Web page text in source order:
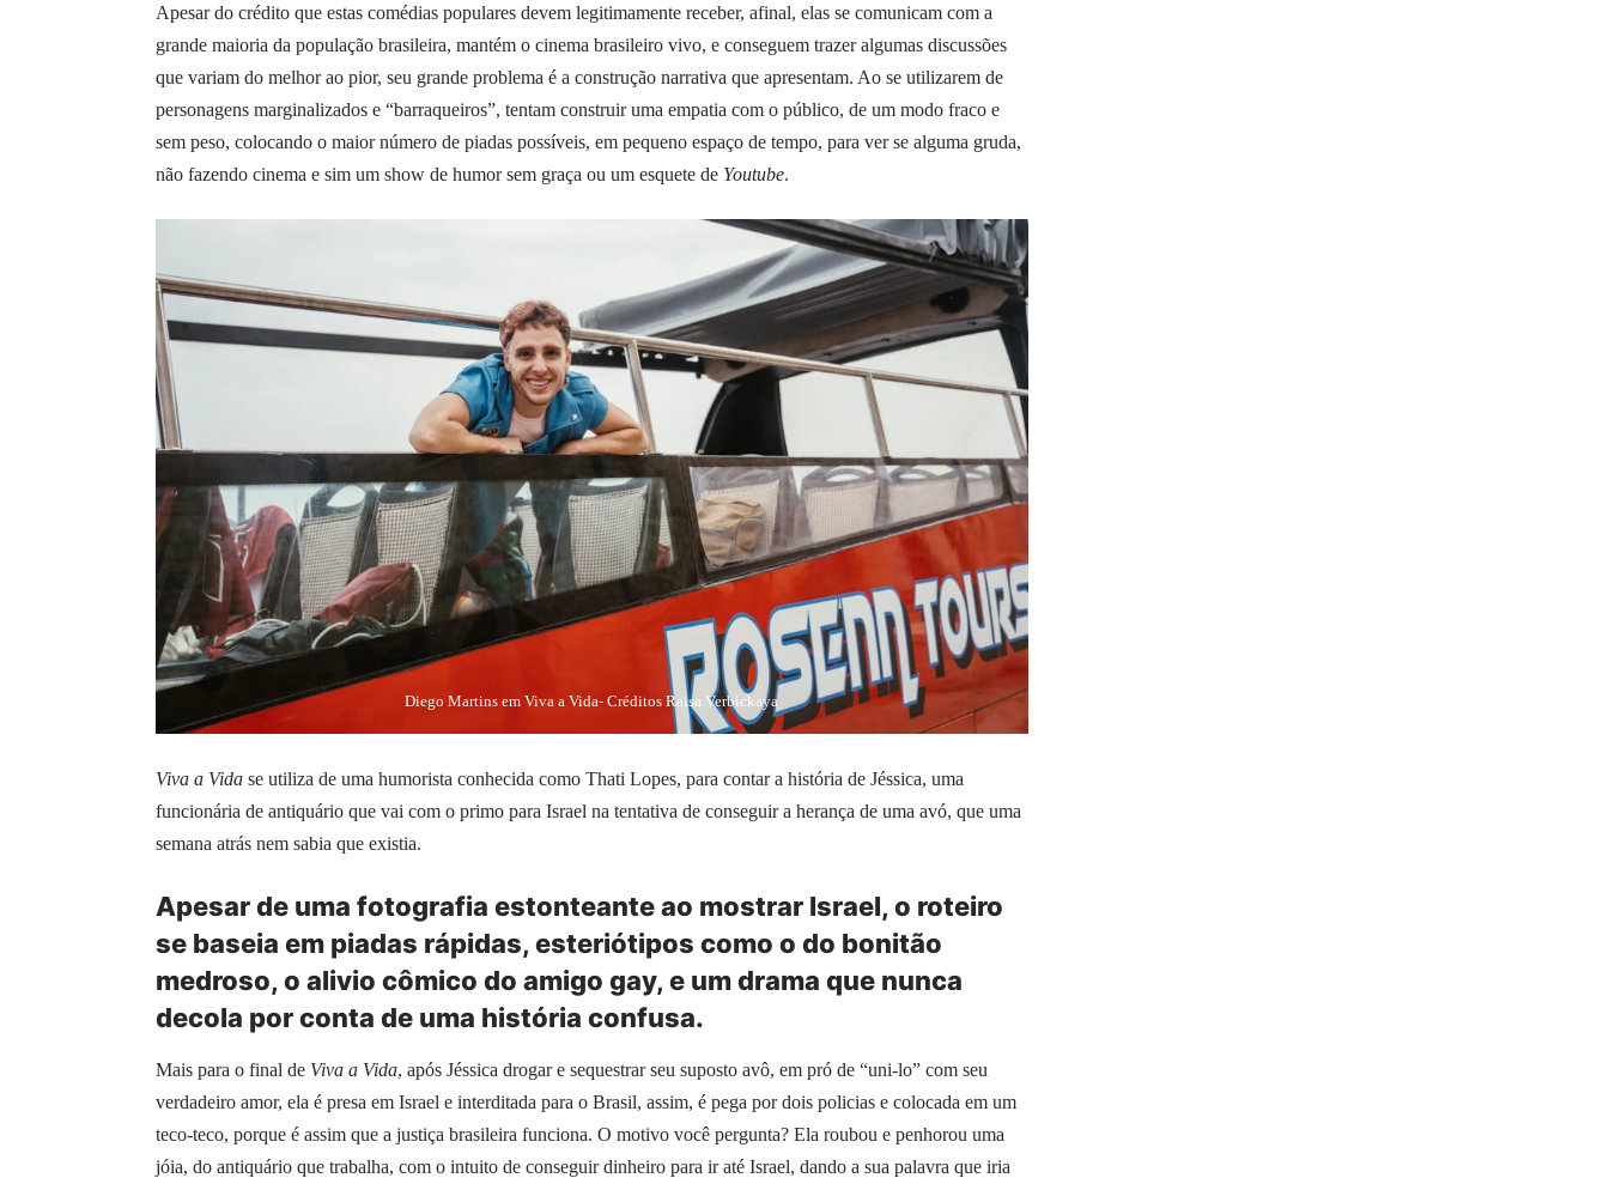
Apesar do crédito que estas comédias populares devem legitimamente receber, afinal, elas se comunicam com a
grande maioria da população brasileira, mantém o cinema brasileiro vivo, e conseguem trazer algumas discussões
que variam do melhor ao pior, seu grande problema é a construção narrativa que apresentam. Ao se utilizarem de
personagens marginalizados e “barraqueiros”, tentam construir uma empatia com o público, de um modo fraco e
sem peso, colocando o maior número de piadas possíveis, em pequeno espaço de tempo, para ver se alguma gruda,
não fazendo cinema e sim um show de humor sem graça ou um esquete de Youtube.
Diego Martins em Viva a Vida- Créditos Raisa Verbickaya
Viva a Vida se utiliza de uma humorista conhecida como Thati Lopes, para contar a história de Jéssica, uma
funcionária de antiquário que vai com o primo para Israel na tentativa de conseguir a herança de uma avó, que uma
semana atrás nem sabia que existia.
Apesar de uma fotografia estonteante ao mostrar Israel, o roteiro
se baseia em piadas rápidas, esteriótipos como o do bonitão
medroso, o alivio cômico do amigo gay, e um drama que nunca
decola por conta de uma história confusa.
Mais para o final de Viva a Vida, após Jéssica drogar e sequestrar seu suposto avô, em pró de “uni-lo” com seu
verdadeiro amor, ela é presa em Israel e interditada para o Brasil, assim, é pega por dois policias e colocada em um
teco-teco, porque é assim que a justiça brasileira funciona. O motivo você pergunta? Ela roubou e penhorou uma
jóia, do antiquário que trabalha, com o intuito de conseguir dinheiro para ir até Israel, dando a sua palavra que iria